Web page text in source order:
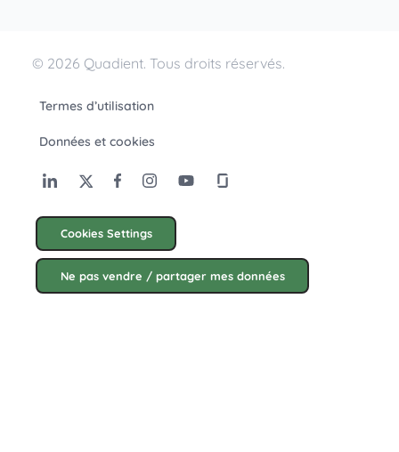
© 2026 Quadient. Tous droits réservés.
Termes d’utilisation
Données et cookies
Cookies Settings
Ne pas vendre / partager mes données